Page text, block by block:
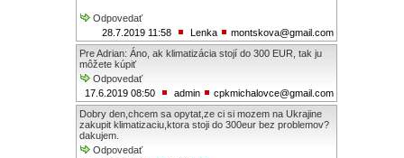
Odpovedať
28.7.2019 11:58
Lenka
montskova@gmail.com
Pre Adrian: Áno, ak klimatizácia stojí do 300 EUR, tak ju
môžete kúpiť
Odpovedať
17.6.2019 08:50
admin
cpkmichalovce@gmail.com
Dobry den,chcem sa opytat,ze ci si mozem na Ukrajine
zakupit klimatizaciu,ktora stoji do 300eur bez problemov?
dakujem.
Odpovedať